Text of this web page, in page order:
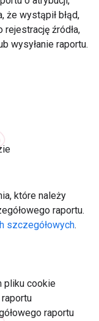
że wystąpił błąd,
rejestrację źródła,
wysyłanie raportu.
które należy
raportu.
szczegółowych.
pliku cookie
raportu